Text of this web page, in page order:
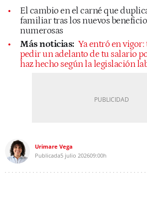
El cambio en el carné que
familiar tras los nuevos
numerosas
Más noticias: Ya entró en
pedir un adelanto de tu salario
haz hecho según la legislación
Urimare Vega
Publicada5 julio 202609:00h